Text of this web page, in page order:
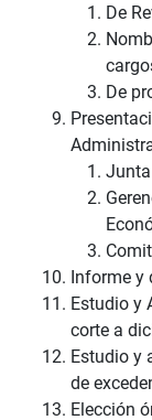
De
De
Informe y
Estudio y
corte a
Estudio y
de
Elección